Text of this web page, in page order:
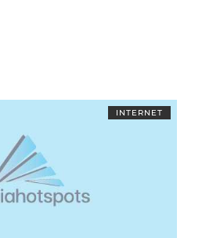
INTERNET